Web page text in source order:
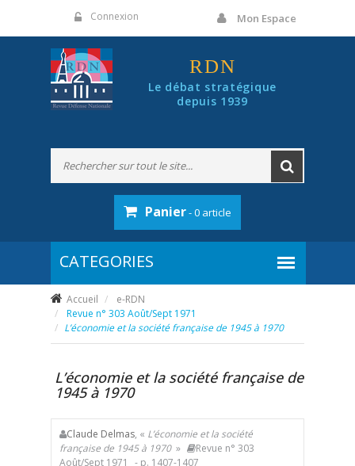
Connexion Mon Espace
RDN
Le débat stratégique
depuis 1939
Panier- 0 article
Accueil
e-RDN
Revue n° 303 Août/Sept 1971
L’économie et la société française de 1945 à 1970
L’économie et la société française de
1945 à 1970
Claude Delmas, « L’économie et la société
française de 1945 à 1970»
Revue n° 303
Août/Sept 1971
- p. 1407-1407